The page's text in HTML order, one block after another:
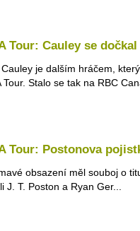
Tour: Cauley se dočkal
Cauley je dalším hráčem,
Tour. Stalo se tak na RBC
Tour: Postonova
obsazení měl souboj o
J. T. Poston a Ryan Ger...